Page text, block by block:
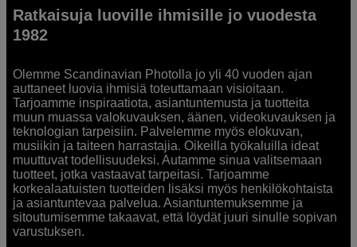
Ratkaisuja luoville ihmisille jo vuodesta
1982
Olemme Scandinavian Photolla jo yli 40 vuoden ajan
auttaneet luovia ihmisiä toteuttamaan visioitaan.
Tarjoamme inspiraatiota, asiantuntemusta ja tuotteita
muun muassa valokuvauksen, äänen, videokuvauksen ja
teknologian tarpeisiin. Palvelemme myös elokuvan,
musiikin ja taiteen harrastajia. Oikeilla työkaluilla ideat
muuttuvat todellisuudeksi. Autamme sinua valitsemaan
tuotteet, jotka vastaavat tarpeitasi. Tarjoamme
korkealaatuisten tuotteiden lisäksi myös henkilökohtaista
ja asiantuntevaa palvelua. Asiantuntemuksemme ja
sitoutumisemme takaavat, että löydät juuri sinulle sopivan
varustuksen.